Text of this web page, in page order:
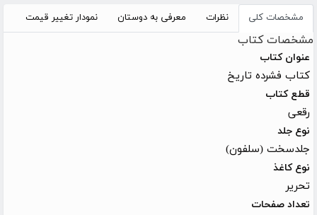
مشخصات کلی نظرات معرفی به دوستان نمودار تغییر قیمت
مشخصات کتاب
عنوان کتاب
کتاب فشرده تاریخ
قطع کتاب
رقعی
نوع جلد
جلدسخت (سلفون)
نوع کاغذ
تحریر
تعداد صفحات